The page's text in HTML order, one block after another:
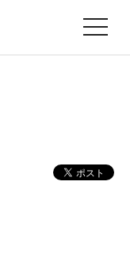
toggle